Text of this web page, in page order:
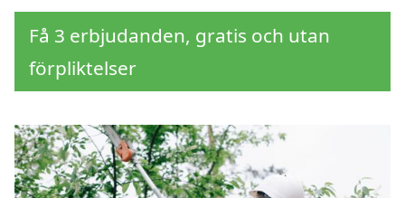
Få 3 erbjudanden, gratis och utan
förpliktelser